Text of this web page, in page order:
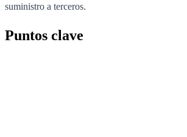
suministro a terceros.
Puntos clave